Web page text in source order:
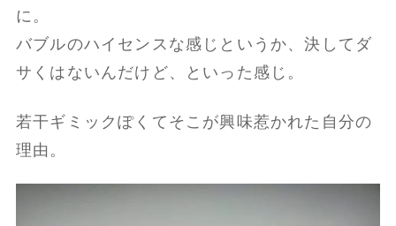
に。
バブルのハイセンスな感じというか、決してダ
サくはないんだけど、といった感じ。
若干ギミックぽくてそこが興味惹かれた自分の
理由。